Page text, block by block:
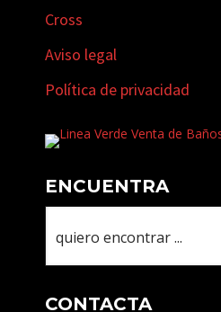
Cross
Aviso legal
Política de privacidad
ENCUENTRA
CONTACTA